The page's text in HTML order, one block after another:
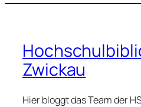
Zwickau
Hier bloggt das Team der